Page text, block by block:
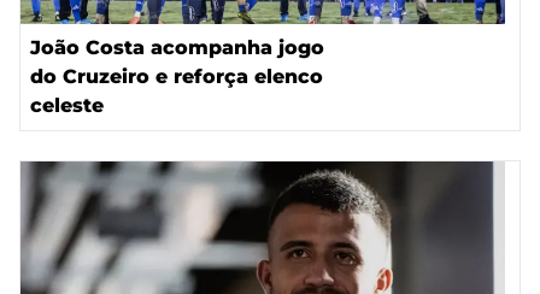
João Costa acompanha jogo
do Cruzeiro e reforça elenco
celeste